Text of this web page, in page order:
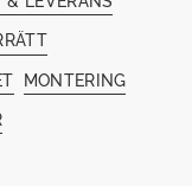
MONTERING